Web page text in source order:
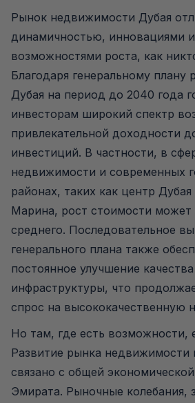
Рынок недвижимости Дубая
динамичностью, инновациями
возможностями роста, как
Благодаря генеральному плану
Дубая на период до 2040 года
инвесторам широкий спектр
привлекательной доходности
инвестиций. В частности, в
недвижимости и современных
районах, таких как центр
Марина, рост стоимости
среднего. Последовательное
генерального плана также
постоянное улучшение
инфраструктуры, что
спрос на высококачественную
Но там, где есть возможности,
Развитие рынка недвижимости
связано с общей экономической
Эмирата. Рыночные колебания,